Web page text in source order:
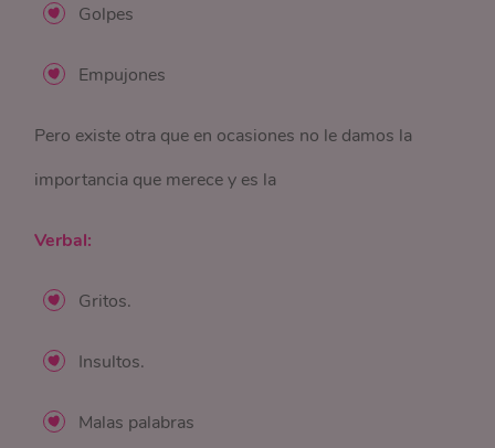
Golpes
Empujones
Pero existe otra que en ocasiones no le damos la
importancia que merece y es la
Verbal:
Gritos.
Insultos.
Malas palabras